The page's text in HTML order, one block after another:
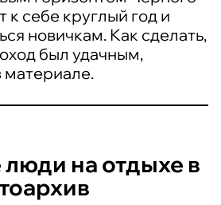
себе круглый год и
новичкам. Как сделать,
был удачным,
материале.
на отдыхе в